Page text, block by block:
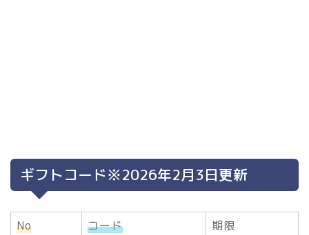
ギフトコード※2026年2月3日更新
No コード 期限